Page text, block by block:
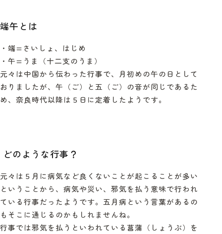
端午とは
・端=さいしょ、はじめ
・午= うま（十二支のうま）
元々は中国から伝わった行事で、月初めの午の日として
おりましたが、午（ご）と五（ご）の音が同じであるた
め、奈良時代以降は５日に定着したようです。
どのような行事？
元々は５月に病気など良くないことが起こることが多い
ということから、病気や災い、邪気を払う意味で行われ
ている行事だったようです。五月病という言葉があるの
もそこに通じるのかもしれませんね。
行事では邪気を払うといわれている菖蒲（しょうぶ）を